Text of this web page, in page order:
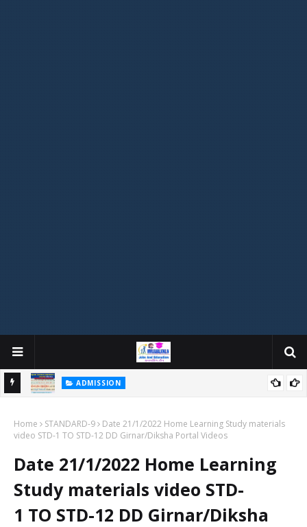
ADMISSION
GUJARAT COMMON ADMISSION SERVICE WEBSITE PORTAL
Home STANDARD-9
Date 21/1/2022 Home Learning Study materials
video STD-1 TO STD-12 DD Girnar/Diksha Portal Videos
Date 21/1/2022 Home Learning
Study materials video STD-
1 TO STD-12 DD Girnar/Diksha